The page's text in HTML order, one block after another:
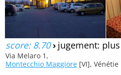
score: 8.70› jugement:
Via Melaro 1,
Montecchio Maggiore [VI], Vénétie